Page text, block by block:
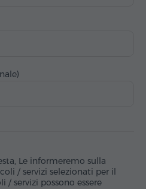
Le informeremo sulla
/ servizi selezionati per il
servizi possono essere